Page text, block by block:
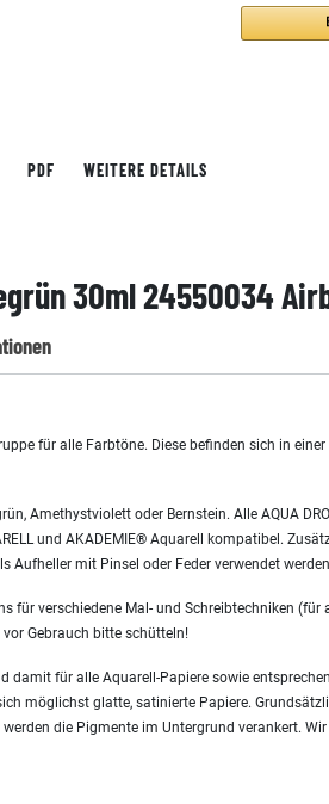
PDF WEITERE DETAILS
30ml 24550034
für alle Farbtöne. Diese befinden sich in
Amethystviolett oder Bernstein. Alle AQUA
und AKADEMIE® Aquarell kompatibel.
Aufheller mit Pinsel oder Feder verwendet
für verschiedene Mal- und Schreibtechniken (für
vor Gebrauch bitte schütteln!
damit für alle Aquarell-Papiere sowie
möglichst glatte, satinierte Papiere.
die Pigmente im Untergrund verankert.